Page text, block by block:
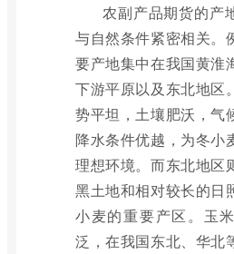
农副产品期货的产
与自然条件紧密相关。
要产地集中在我国黄淮
下游平原以及东北地区
势平坦，土壤肥沃，气
降水条件优越，为冬小
理想环境。而东北地区
黑土地和相对较长的日
小麦的重要产区。玉
泛，在我国东北、华北